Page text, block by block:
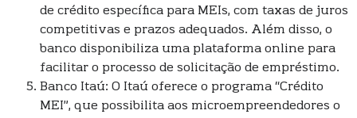
de crédito específica para MEIs, com taxas de juros
competitivas e prazos adequados. Além disso, o
banco disponibiliza uma plataforma online para
facilitar o processo de solicitação de empréstimo.
Banco Itaú: O Itaú oferece o programa “Crédito
MEI”, que possibilita aos microempreendedores o